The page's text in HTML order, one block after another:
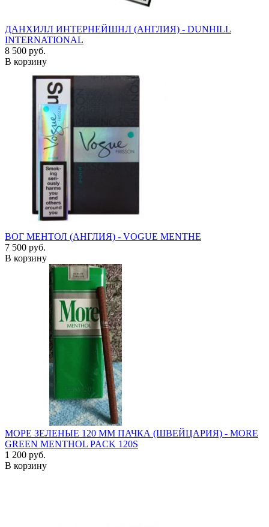
ДАНХИЛЛ ИНТЕРНЕЙШНЛ (АНГЛИЯ) - DUNHILL
INTERNATIONAL
8 500 руб.
В корзину
ВОГ МЕНТОЛ (АНГЛИЯ) - VOGUE MENTHE
7 500 руб.
В корзину
МОРЕ ЗЕЛЕНЫЕ 120 ММ ПАЧКА (ШВЕЙЦАРИЯ) - MORE
GREEN MENTHOL PACK 120S
1 200 руб.
В корзину